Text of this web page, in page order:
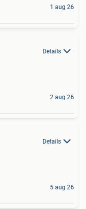
1 aug 26
Details
2 aug 26
Details
5 aug 26